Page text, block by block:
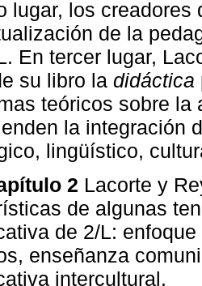
lugar, los
de la
En tercer lugar,
su libro la didáctica
teóricos sobre
la integración
lingüístico,
2 Lacorte y
de algunas
de 2/L:
enseñanza
intercultural.